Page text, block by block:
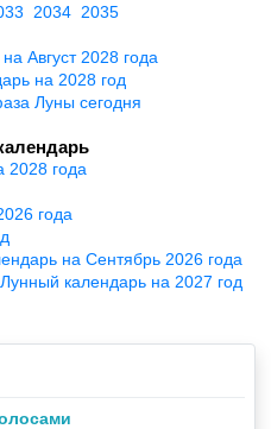
2034 2035
Август 2028 года
на 2028 год
Луны сегодня
2028 года
года
на Сентябрь 2026 года
Лунный календарь на 2027 год